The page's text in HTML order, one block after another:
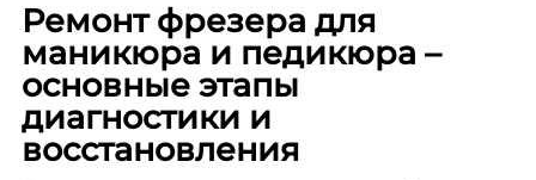
Ремонт фрезера для
маникюра и педикюра –
основные этапы
диагностики и
восстановления